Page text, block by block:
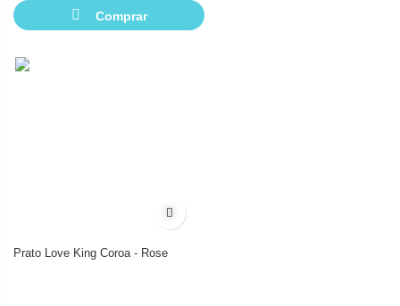
Comprar
Adicionar à lista de desejos
Prato Love King Coroa - Rose